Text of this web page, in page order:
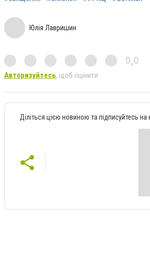
Юлія Лавришин
0,0
Авторизуйтесь, щоб оцінити
Діліться цією новиною та підписуйтесь на